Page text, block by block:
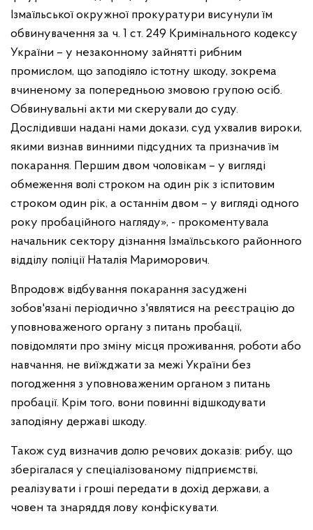
Ізмаїльської окружної прокуратури висунули їм
обвинувачення за ч. 1 ст. 249 Кримінального кодексу
України – у незаконному зайнятті рибним
промислом, що заподіяло істотну шкоду, зокрема
вчиненому за попередньою змовою групою осіб.
Обвинувальні акти ми скерували до суду.
Дослідивши надані нами докази, суд ухвалив вироки,
якими визнав винними підсудних та призначив їм
покарання. Першим двом чоловікам – у вигляді
обмеження волі строком на один рік з іспитовим
строком один рік, а останнім двом – у вигляді одного
року пробаційного нагляду», - прокоментувала
начальник сектору дізнання Ізмаїльського районного
відділу поліції Наталія Мариморович.
Впродовж відбування покарання засуджені
зобов'язані періодично з'являтися на реєстрацію до
уповноваженого органу з питань пробації,
повідомляти про зміну місця проживання, роботи або
навчання, не виїжджати за межі України без
погодження з уповноваженим органом з питань
пробації. Крім того, вони повинні відшкодувати
заподіяну державі шкоду.
Також суд визначив долю речових доказів: рибу, що
зберігалася у спеціалізованому підприємстві,
реалізувати і гроші передати в дохід держави, а
човен та знаряддя лову конфіскувати.